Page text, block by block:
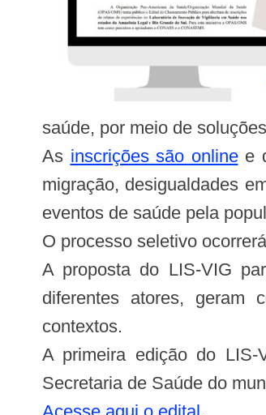
saúde, por meio de
As inscrições são onlinee
migração, desigualdades
eventos de saúde pela
O processo seletivo
A proposta do LIS-VIG
diferentes atores, geram
contextos.
A primeira edição do
Secretaria de Saúde do